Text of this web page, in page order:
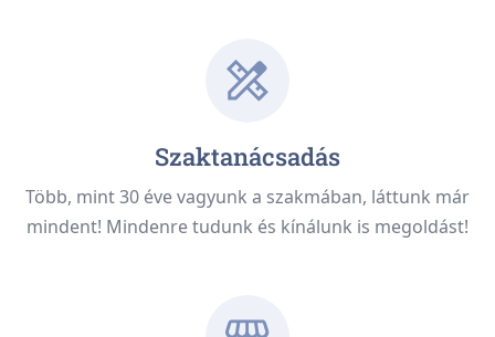
Szaktanácsadás
Több, mint 30 éve vagyunk a szakmában, láttunk már
mindent! Mindenre tudunk és kínálunk is megoldást!